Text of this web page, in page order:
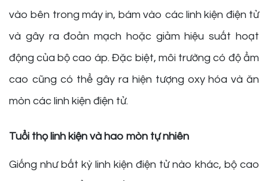
vào bên trong máy in, bám vào các linh kiện điện tử
và gây ra đoản mạch hoặc giảm hiệu suất hoạt
động của bộ cao áp. Đặc biệt, môi trường có độ ẩm
cao cũng có thể gây ra hiện tượng oxy hóa và ăn
mòn các linh kiện điện tử.
Tuổi thọ linh kiện và hao mòn tự nhiên
Giống như bất kỳ linh kiện điện tử nào khác, bộ cao